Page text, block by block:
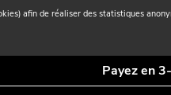
afin de réaliser des statistiques
Payez en